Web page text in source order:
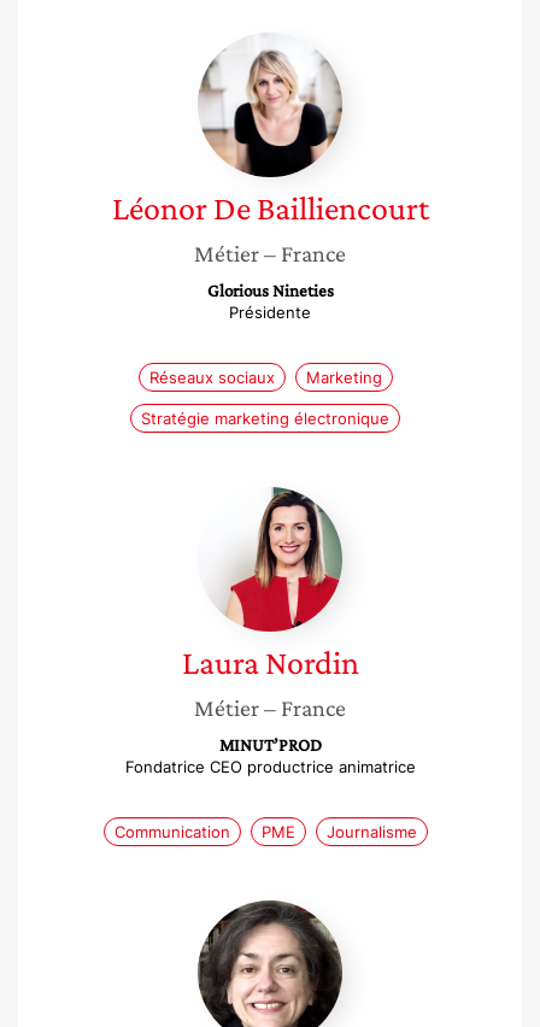
Léonor
De
Bailliencourt
Léonor De Bailliencourt
Métier– France
Glorious Nineties
Présidente
Réseaux sociaux Marketing
Stratégie marketing électronique
Laura
Nordin
Laura Nordin
Métier– France
MINUT’PROD
Fondatrice CEO productrice animatrice
Communication PME Journalisme
Catherine
Viau